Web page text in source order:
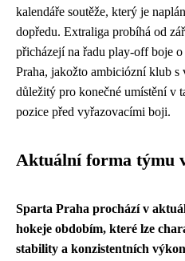
kalendáře soutěže, který je
dopředu. Extraliga probíhá od
přicházejí na řadu play-off boje
Praha, jakožto ambiciózní klub
důležitý pro konečné umístění v
pozice před vyřazovacími boji.
Aktuální forma týmu
Sparta Praha prochází v
hokeje obdobím, které lze
stability a konzistentních